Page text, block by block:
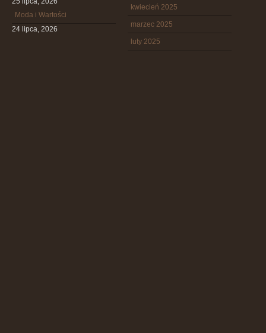
Moda i Wartości
24 lipca, 2026
kwiecień 2025
marzec 2025
luty 2025